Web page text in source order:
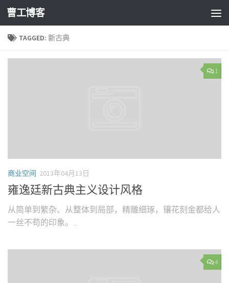
曹工博客
TAGGED: 新古典
1
商业空间 2013年04月13日
雍逸廷新古典主义设计风格
从简单到繁杂、从整体到局部，精雕细琢，镶花刻金都给人
一丝不苟的印象。...
4